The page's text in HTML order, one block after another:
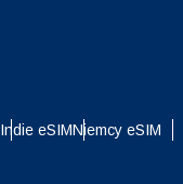
Indie eSIMNiemcy eSIM